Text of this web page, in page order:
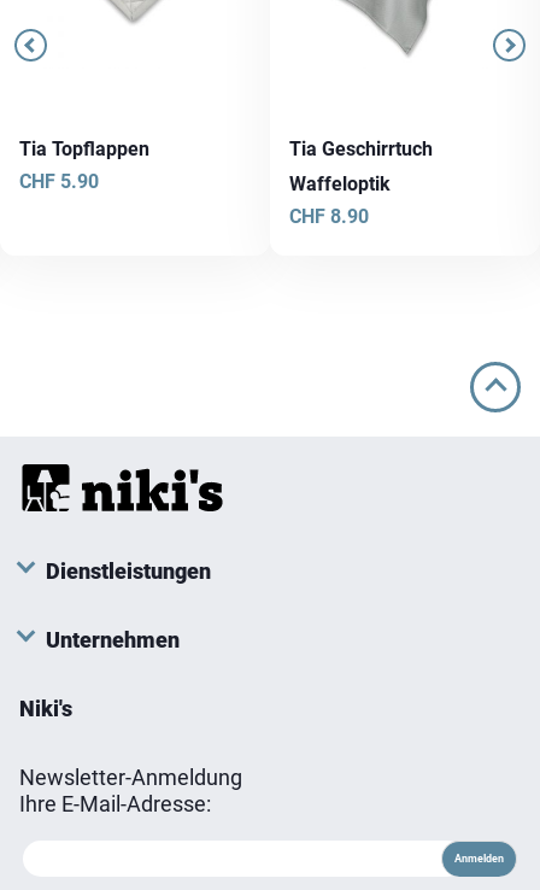
Tia Topflappen
CHF 5.90
Tia Geschirrtuch
Waffeloptik
CHF 8.90
Dienstleistungen
Unternehmen
Niki's
Newsletter-Anmeldung
Ihre E-Mail-Adresse: